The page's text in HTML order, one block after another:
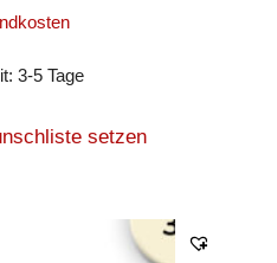
3-5 Tage
setzen